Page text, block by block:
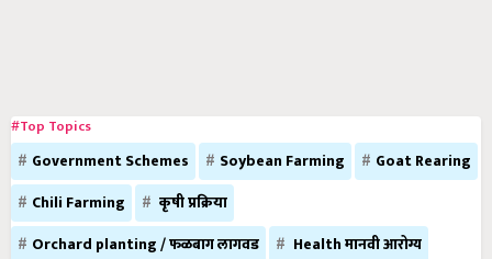
#Top Topics
Government Schemes Soybean Farming
Goat Rearing
Chili Farming
कृषी प्रक्रिया
Orchard planting / फळबाग लागवड
Health मानवी आरोग्य